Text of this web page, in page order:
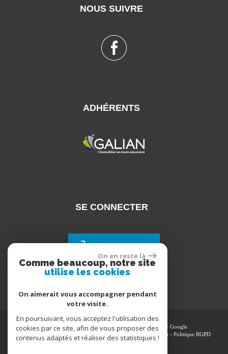
NOUS SUIVRE
ADHÉRENTS
SE CONNECTER
© 2026 | Tous droits réservés | Traduction powered by Google
Plan du site
Mentions légales -Nos honoraires - Liens Admin - Politique RGPD
On en reste là
Comme beaucoup, notre site
utilise les cookies
On aimerait vous accompagner pendant
votre visite.
En poursuivant, vous acceptez l'utilisation des
cookies par ce site, afin de vous proposer des
contenus adaptés et réaliser des statistiques !